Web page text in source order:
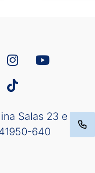
Salas 23 e
640